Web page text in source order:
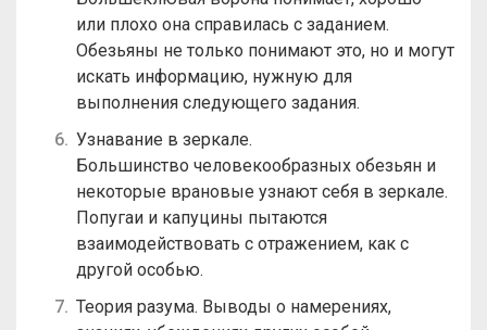
или плохо она справилась с заданием.
Обезьяны не только понимают это, но и могут
искать информацию, нужную для
выполнения следующего задания.
Узнавание в зеркале.
Большинство человекообразных обезьян и
некоторые врановые узнают себя в зеркале.
Попугаи и капуцины пытаются
взаимодействовать с отражением, как с
другой особью.
Теория разума. Выводы о намерениях,